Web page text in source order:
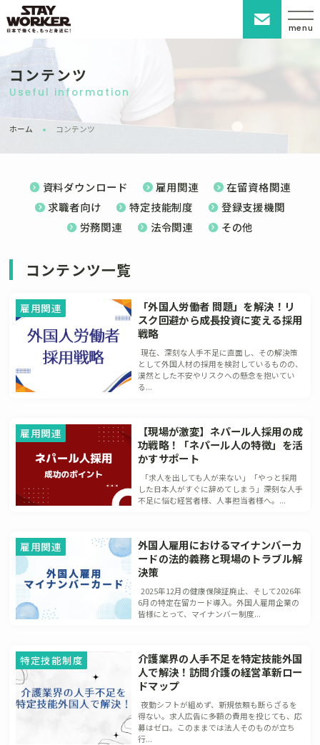
menu
コンテンツ
Useful information
ホーム コンテンツ
資料ダウンロード 雇用関連
在留資格関連
求職者向け
特定技能制度
登録支援機関
労務関連
法令関連 その他
コンテンツ一覧
雇用関連
「外国人労働者 問題」を解決！リ
スク回避から成長投資に変える採用
戦略
現在、深刻な人手不足に直面し、その解決策
として外国人材の採用を検討しているものの、
漠然とした不安やリスクへの懸念を抱いてい
る...
雇用関連
【現場が激変】ネパール人採用の成
功戦略！「ネパール人の特徴」を活
かすサポート
「求人を出しても人が来ない」「やっと採用
した日本人がすぐに辞めてしまう」――深刻な人手
不足に悩む経営者様、人事担当者様へ。...
雇用関連
外国人雇用におけるマイナンバーカ
ードの法的義務と現場のトラブル解
決策
2025年12月の健康保険証廃止、そして2026年
6月の特定在留カード導入。外国人雇用企業の
皆様にとって、マイナンバー制度...
特定技能制度
介護業界の人手不足を特定技能外国
人で解決！訪問介護の経営革新ロー
ドマップ
夜勤シフトが組めず、新規依頼も断らざるを
得ない。求人広告に多額の費用を投じても、応
募はゼロ。このままでは法人そのものが立ち
行...